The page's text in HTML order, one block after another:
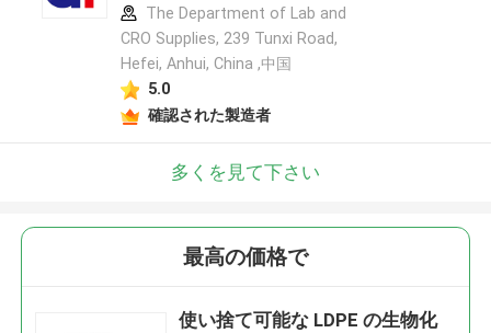
The Department of Lab and
CRO Supplies, 239 Tunxi Road,
Hefei, Anhui, China ,中国
5.0
確認された製造者
多くを見て下さい
最高の価格で
使い捨て可能な LDPE の生物化